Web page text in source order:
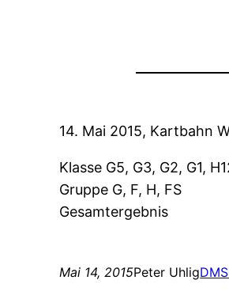
14. Mai 2015, Kartbahn
Klasse G5, G3, G2, G1,
Gruppe G, F, H, FS
Gesamtergebnis
Mai 14, 2015Peter Uhlig